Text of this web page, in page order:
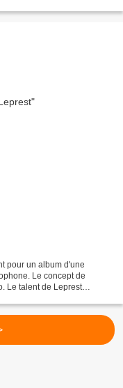
pour un album d'une
Le concept de
Le talent de Leprest